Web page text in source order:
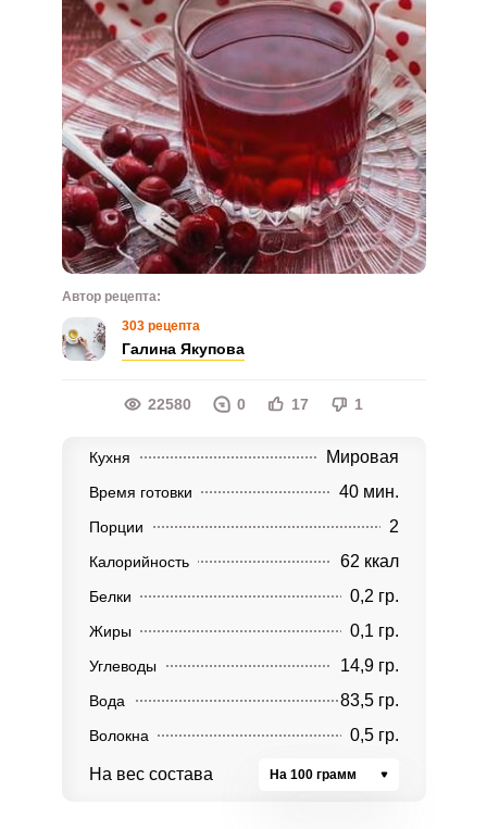
Автор рецепта:
303 рецепта
Галина Якупова
22580 0 17 1
Кухня Мировая
Время готовки 40 мин.
Порции 2
Калорийность 62 ккал
Белки 0,2 гр.
Жиры 0,1 гр.
Углеводы 14,9 гр.
Вода 83,5 гр.
Волокна 0,5 гр.
На вес состава На 100 грамм